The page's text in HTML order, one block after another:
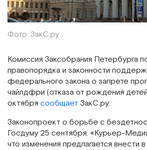
Фото: ЗакС.ру
Комиссия Заксобрания Петербурга
правопорядка и законности
федерального закона о запрете
чайлдфри (отказа от рождения
октября сообщает ЗакС.ру.
Законопроект о борьбе с
Госдуму 25 сентября. «Курьер-
что изменения предлагается внести